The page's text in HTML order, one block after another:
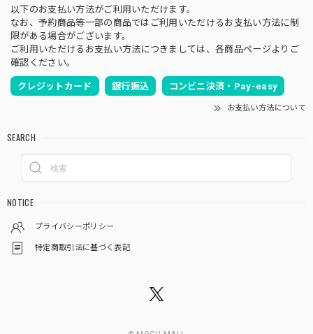
以下のお支払い方法がご利用いただけます。
なお、予約商品等一部の商品ではご利用いただけるお支払い方法に制
限がある場合がございます。
ご利用いただけるお支払い方法につきましては、各商品ページよりご
確認ください。
クレジットカード 銀行振込 コンビニ決済・Pay-easy
お支払い方法について
SEARCH
NOTICE
プライバシーポリシー
特定商取引法に基づく表記